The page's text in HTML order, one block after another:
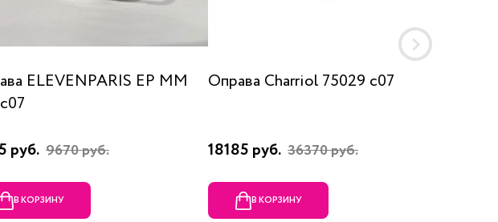
ELEVENPARIS EP MM
руб. 9670 руб.
В КОРЗИНУ
Оправа Charriol 75029 c07
18185 руб. 36370 руб.
В КОРЗИНУ